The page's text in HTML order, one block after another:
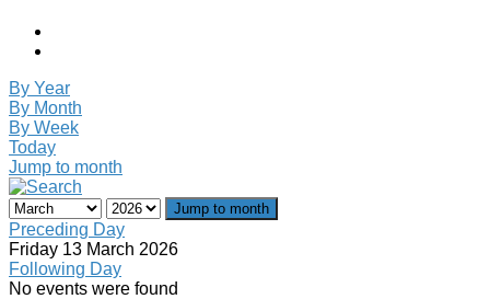
By Year
By Month
By Week
Today
Jump to month
Jump to month
Preceding Day
Friday 13 March 2026
Following Day
No events were found